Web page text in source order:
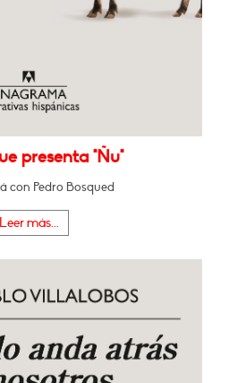
presenta "Ñu"
con Pedro Bosqued
Leer más...